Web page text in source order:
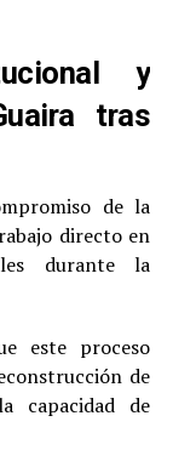
y
tras
de la
directo en
durante la
este proceso
de
capacidad de